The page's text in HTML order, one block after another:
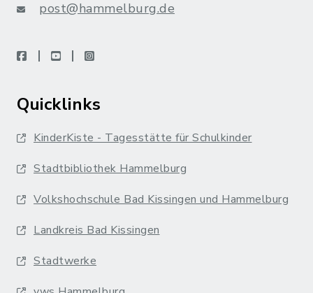
post@hammelburg.de
facebookyoutubeinstagram
Quicklinks
KinderKiste - Tagesstätte für Schulkinder
Stadtbibliothek Hammelburg
Volkshochschule Bad Kissingen und Hammelburg
Landkreis Bad Kissingen
Stadtwerke